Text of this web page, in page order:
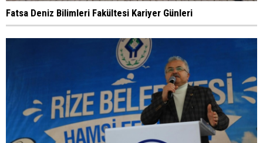
Fatsa Deniz Bilimleri Fakültesi Kariyer Günleri